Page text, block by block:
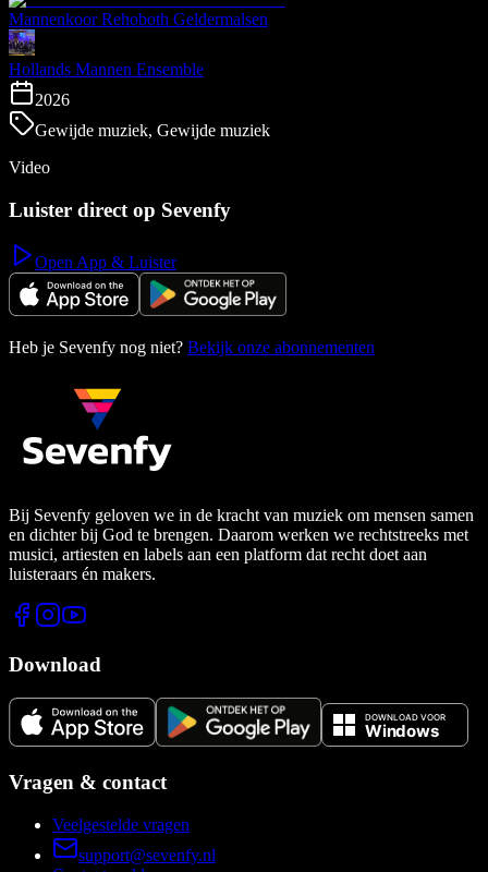
Mannenkoor Rehoboth Geldermalsen
Hollands Mannen Ensemble
2026
Gewijde muziek, Gewijde muziek
Video
Luister direct op Sevenfy
Open App & Luister
Heb je Sevenfy nog niet? Bekijk onze abonnementen
Bij Sevenfy geloven we in de kracht van muziek om mensen samen
en dichter bij God te brengen. Daarom werken we rechtstreeks met
musici, artiesten en labels aan een platform dat recht doet aan
luisteraars én makers.
Download
Vragen & contact
Veelgestelde vragen
support@sevenfy.nl